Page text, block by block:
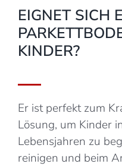
EIGNET SICH
KINDER?
Er ist perfekt zum
Lösung, um Kinder
Lebensjahren zu
reinigen und beim